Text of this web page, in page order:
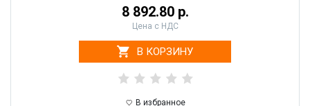
8 892.80 р.
Цена с НДС
В КОРЗИНУ
В избранное